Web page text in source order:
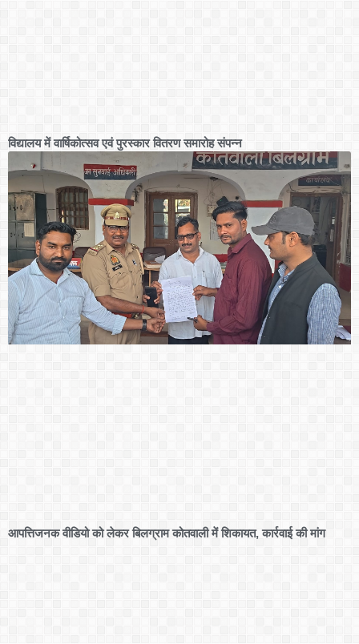
विद्यालय में वार्षिकोत्सव एवं पुरस्कार वितरण समारोह संपन्न
आपत्तिजनक वीडियो को लेकर बिलग्राम कोतवाली में शिकायत, कार्रवाई की मांग